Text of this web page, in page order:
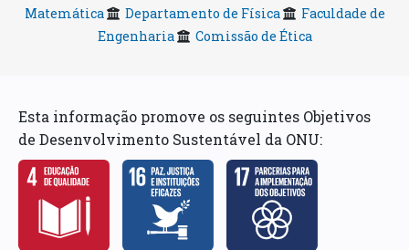
Matemática
Departamento de Física
Faculdade de
Engenharia
Comissão de Ética
Esta informação promove os seguintes Objetivos
de Desenvolvimento Sustentável da ONU: